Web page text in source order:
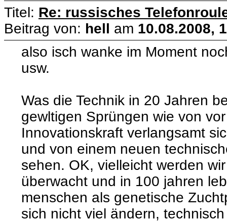
Titel: Re: russisches
Beitrag von: hell am 10.08.2008,
also isch wanke im Moment
usw.
Was die Technik in 20 Jahren
gewltigen Sprüngen wie von
Innovationskraft verlangsamt
und von einem neuen
sehen. OK, vielleicht werden
überwacht und in 100 jahren
menschen als genetische
sich nicht viel ändern,